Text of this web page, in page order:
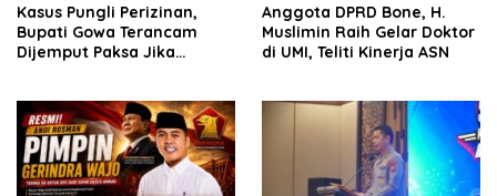
Kasus Pungli Perizinan,
Bupati Gowa Terancam
Dijemput Paksa Jika
Anggota DPRD Bone, H.
Muslimin Raih Gelar Doktor
di UMI, Teliti Kinerja ASN